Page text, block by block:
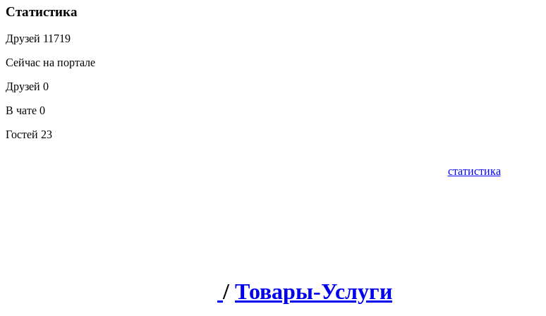
Статистика
Друзей 11719
Сейчас на портале
Друзей 0
В чате 0
Гостей 23
статистика
/ Товары-Услуги